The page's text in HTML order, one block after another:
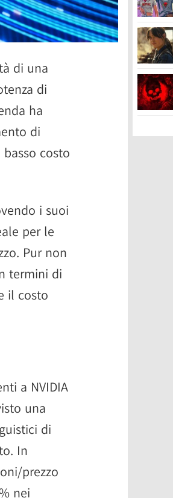
di una
di
ha
di
costo
i suoi
per le
Pur non
termini di
il costo
a NVIDIA
una
di
In
prezzo
nei